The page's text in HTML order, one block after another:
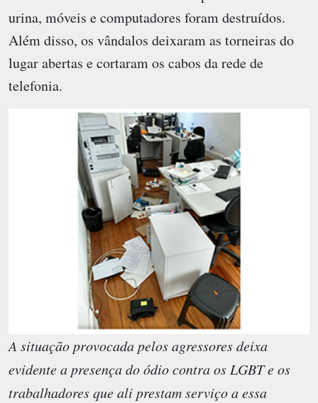
urina, móveis e computadores foram destruídos.
Além disso, os vândalos deixaram as torneiras do
lugar abertas e cortaram os cabos da rede de
telefonia.
A situação provocada pelos agressores deixa
evidente a presença do ódio contra os LGBT e os
trabalhadores que ali prestam serviço a essa